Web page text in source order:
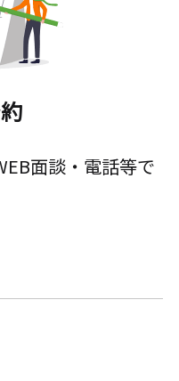
面談・電話等で